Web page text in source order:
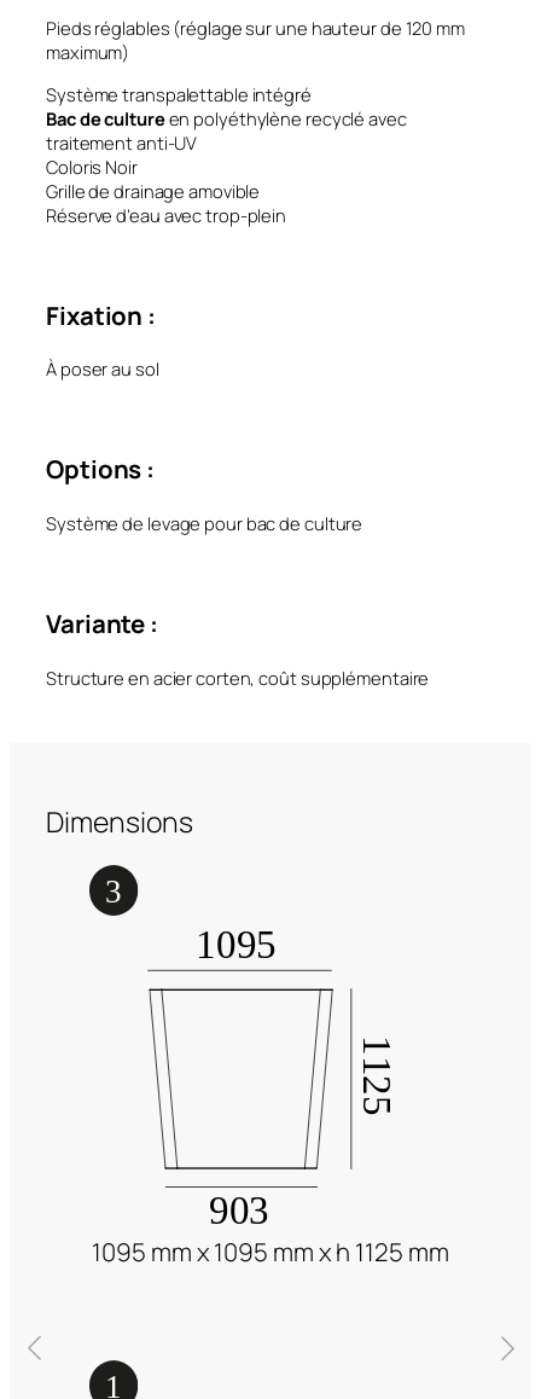
Pieds réglables (réglage sur une hauteur de 120 mm
maximum)
Système transpalettable intégré
Bac de cultureen polyéthylène recyclé avec
traitement anti-UV
Coloris Noir
Grille de drainage amovible
Réserve d’eau avec trop-plein
Fixation :
À poser au sol
Options :
Système de levage pour bac de culture
Variante :
Structure en acier corten, coût supplémentaire
Dimensions
1095 mm x 1095 mm x h 1125 mm